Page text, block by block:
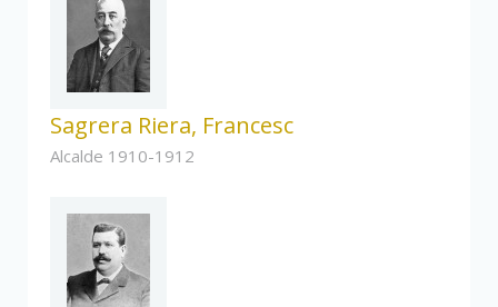
Sagrera Riera, Francesc
Alcalde 1910-1912